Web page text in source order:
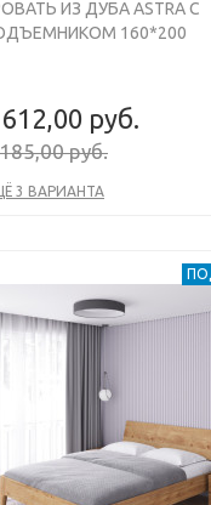
ИЗ ДУБА ASTRA С
160*200
руб.
руб.
3 ВАРИАНТА